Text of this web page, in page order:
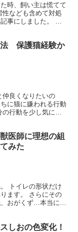
時、飼い主は慌てて
性なども含めて対処
事にしました。 猫
法 保護猫経験か
仲良くなりたいの
に猫に嫌われる行動
行動を少し気に掛
医師に理想の組
みた
トイレの形状だけ
ます。 さらにその
おがくず…本当にい
しおの色変化！